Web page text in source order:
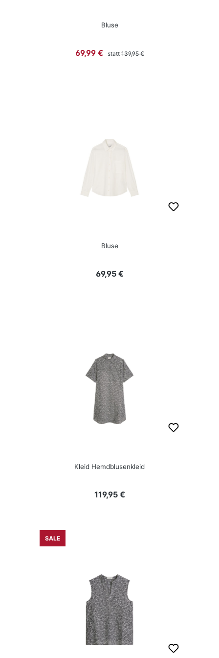
Bluse
Verkaufspreis:
69,99 € stattRegulärer Preis:
139,95 €
Bluse
Regulärer Preis:
69,95 €
Kleid Hemdblusenkleid
Regulärer Preis:
119,95 €
SALE